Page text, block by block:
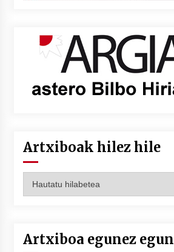
Artxiboak hilez hile
hilez
Artxiboa egunez egun